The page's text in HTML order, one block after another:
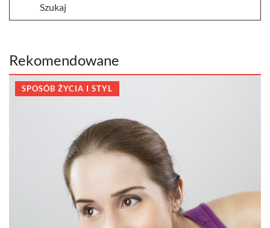
Rekomendowane
SPOSÓB ŻYCIA I STYL